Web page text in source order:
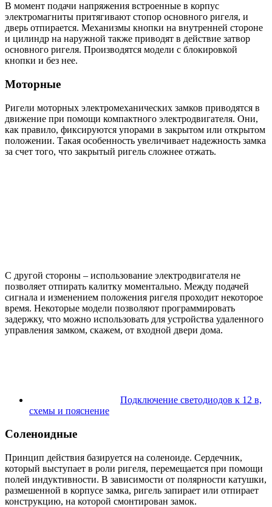
В момент подачи напряжения встроенные в корпус
электромагниты притягивают стопор основного ригеля, и
дверь отпирается. Механизмы кнопки на внутренней стороне
и цилиндр на наружной также приводят в действие затвор
основного ригеля. Производятся модели с блокировкой
кнопки и без нее.
Моторные
Ригели моторных электромеханических замков приводятся в
движение при помощи компактного электродвигателя. Они,
как правило, фиксируются упорами в закрытом или открытом
положении. Такая особенность увеличивает надежность замка
за счет того, что закрытый ригель сложнее отжать.
С другой стороны – использование электродвигателя не
позволяет отпирать калитку моментально. Между подачей
сигнала и изменением положения ригеля проходит некоторое
время. Некоторые модели позволяют программировать
задержку, что можно использовать для устройства удаленного
управления замком, скажем, от входной двери дома.
Подключение светодиодов к 12 в,
схемы и пояснение
Соленоидные
Принцип действия базируется на соленоиде. Сердечник,
который выступает в роли ригеля, перемещается при помощи
полей индуктивности. В зависимости от полярности катушки,
размешенной в корпусе замка, ригель запирает или отпирает
конструкцию, на которой смонтирован замок.